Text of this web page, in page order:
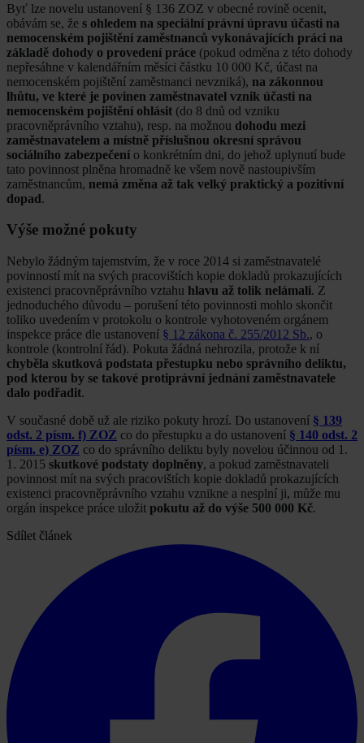
Byť lze novelu ustanovení § 136 ZOZ v obecné rovině ocenit,
obávám se, že s ohledem na speciální právní úpravu účasti na
nemocenském pojištění zaměstnanců vykonávajících práci na
základě dohody o provedení práce (pokud odměna z této dohody
nepřesáhne v kalendářním měsíci částku 10 000 Kč, účast na
nemocenském pojištění zaměstnanci nevzniká), na zákonnou
lhůtu, ve které je povinen zaměstnavatel vznik účasti na
nemocenském pojištění ohlásit (do 8 dnů od vzniku
pracovněprávního vztahu), resp. na možnou dohodu mezi
zaměstnavatelem a místně příslušnou okresní správou
sociálního zabezpečení o konkrétním dni, do jehož uplynutí bude
tato povinnost plněna hromadně ke všem nově nastoupivším
zaměstnancům, nemá změna až tak velký praktický a pozitivní
dopad.
Výše možné pokuty
Nebylo žádným tajemstvím, že v roce 2014 si zaměstnavatelé
povinností mít na svých pracovištích kopie dokladů prokazujících
existenci pracovněprávního vztahu hlavu až tolik nelámali. Z
jednoduchého důvodu – porušení této povinnosti mohlo skončit
toliko uvedením v protokolu o kontrole vyhotoveném orgánem
inspekce práce dle ustanovení § 12 zákona č. 255/2012 Sb., o
kontrole (kontrolní řád). Pokuta žádná nehrozila, protože k ní
chyběla skutková podstata přestupku nebo správního deliktu,
pod kterou by se takové protiprávní jednání zaměstnavatele
dalo podřadit.
V současné době už ale riziko pokuty hrozí. Do ustanovení § 139
odst. 2 písm. f) ZOZ co do přestupku a do ustanovení § 140 odst. 2
písm. e) ZOZ co do správního deliktu byly novelou účinnou od 1.
1. 2015 skutkové podstaty doplněny, a pokud zaměstnavateli
povinnost mít na svých pracovištích kopie dokladů prokazujících
existenci pracovněprávního vztahu vznikne a nesplní ji, může mu
orgán inspekce práce uložit pokutu až do výše 500 000 Kč.
Sdílet článek